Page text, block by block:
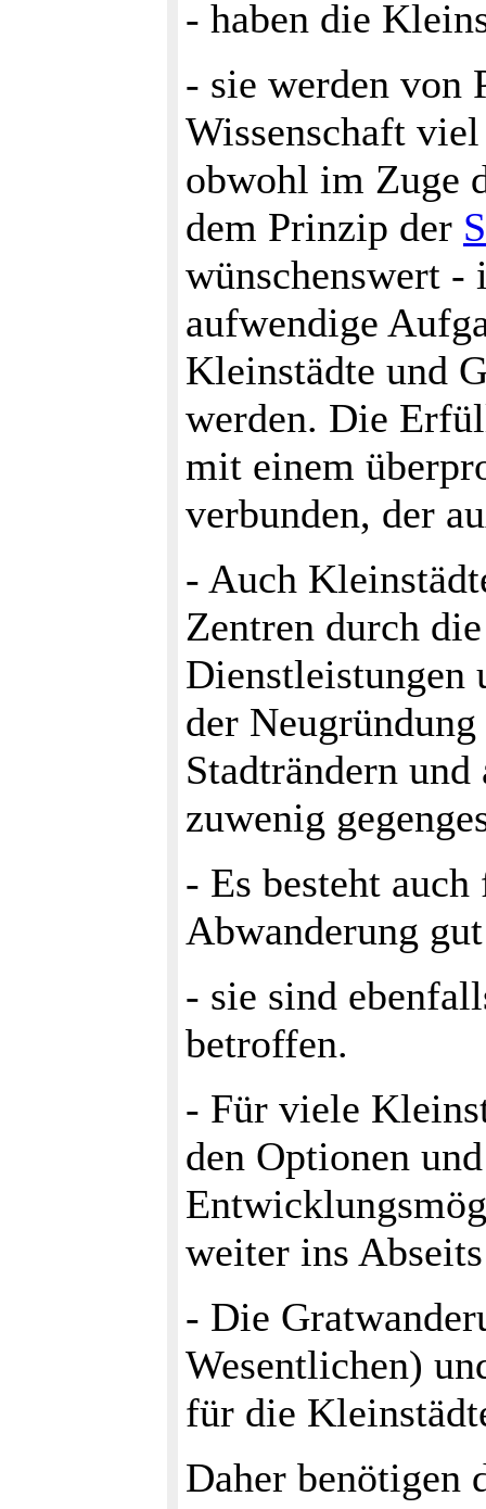
- haben die
- sie werden von
Wissenschaft
obwohl im Zuge
dem Prinzip der
wünschenswert -
aufwendige
Kleinstädte und
werden. Die
mit einem
verbunden, der
- Auch
Zentren durch
Dienstleistungen
der
Stadträndern
zuwenig
- Es besteht
Abwanderung
- sie sind
betroffen.
- Für viele
den Optionen
wei­ter ins
- Die
Wesentlichen)
für die
Daher benötigen